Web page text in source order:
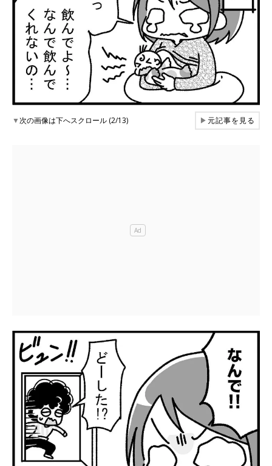
▼次の画像は下へスクロール (2/13) ▶元記事を見る